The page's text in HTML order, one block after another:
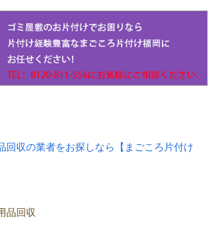
回収の業者をお探しなら【まごころ片付け
品回収